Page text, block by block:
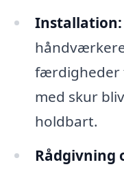
Installation:
færdigheder
med skur
holdbart.
Rådgivning